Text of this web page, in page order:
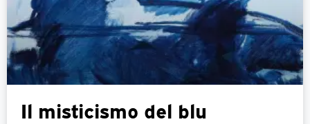
Il misticismo del blu